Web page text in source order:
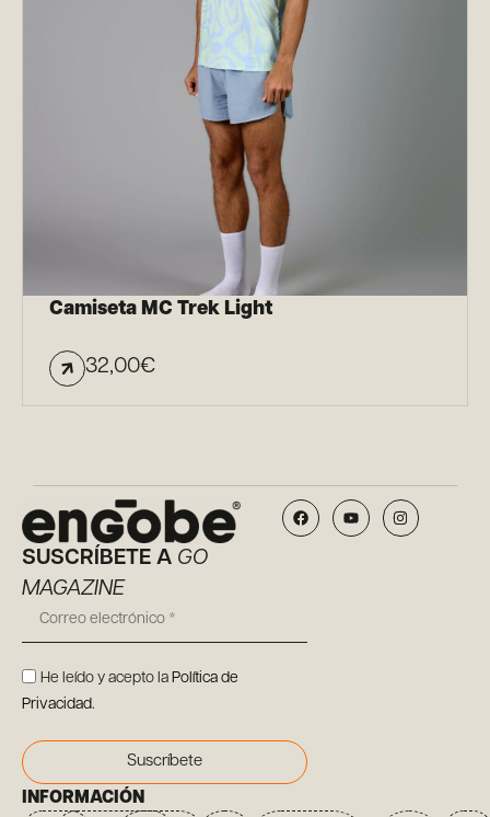
Camiseta MC Trek Light
32,00€
SUSCRÍBETE A GO
MAGAZINE
He leído y acepto la Política de
Privacidad.
Suscríbete
INFORMACIÓN